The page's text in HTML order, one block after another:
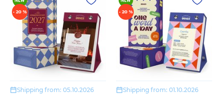
- 20 %
Shipping from: 05.10.2026
- 20 %
Shipping from: 01.10.2026